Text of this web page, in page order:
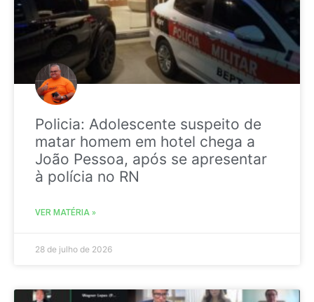
Policia: Adolescente suspeito de
matar homem em hotel chega a
João Pessoa, após se apresentar
à polícia no RN
VER MATÉRIA »
28 de julho de 2026